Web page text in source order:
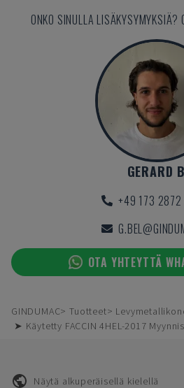
ONKO SINULLA LISÄKYSYMYKSIÄ?
GERARD
+49 173 2872
OTA YHTEYTTÄ
GINDUMAC Tuotteet
➤ Käytetty FACCIN 4HEL-2017
Näytä alkuperäisellä kielellä